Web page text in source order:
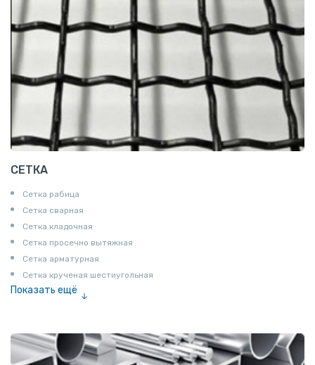
СЕТКА
Сетка рабица
Сетка сварная
Сетка кладочная
Сетка просечно вытяжная
Сетка арматурная
Сетка крученая шестиугольная
Показать ещё